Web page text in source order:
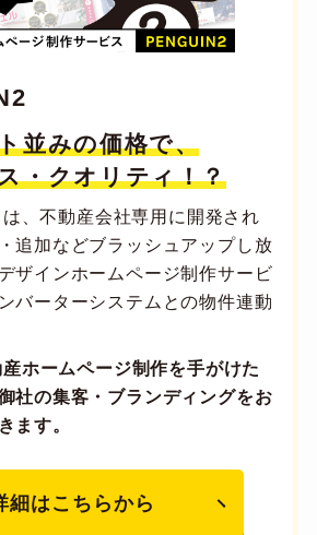
並みの価格で、
・クオリティ！？
は、不動産会社専用に開発され
追加などブラッシュアップし放
ザインホームページ制作サービ
バーターシステムとの物件連動
ホームページ制作を手がけた
社の集客・ブランディングをお
ます。
細はこちらから